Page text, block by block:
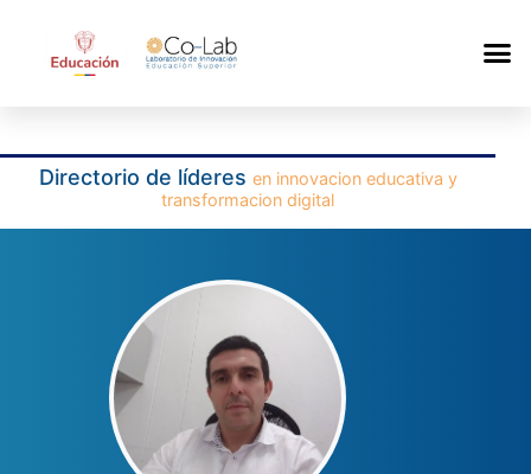
Directorio de líderes en innovacion educativa y
transformacion digital